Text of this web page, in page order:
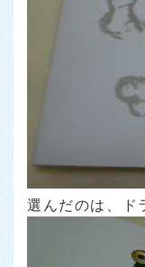
選んだのは、ド